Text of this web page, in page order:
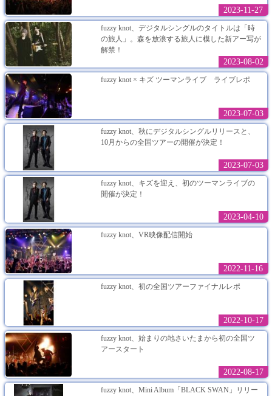
2023-11-27
fuzzy knot、デジタルシングルのタイトルは「時
の旅人」。森を放浪する旅人に模した新アー写が
解禁！
2023-08-02
fuzzy knot × キズ ツーマンライブ ライブレポ
2023-07-03
fuzzy knot、秋にデジタルシングルリリースと、
10月からの全国ツアーの開催が決定！
2023-07-03
fuzzy knot、キズを迎え、初のツーマンライブの
開催が決定！
2023-04-10
fuzzy knot、VR映像配信開始
2022-11-16
fuzzy knot、初の全国ツアーファイナルレポ
2022-10-17
fuzzy knot、始まりの地さいたまから初の全国ツ
アースタート
2022-08-17
fuzzy knot、Mini Album「BLACK SWAN」リリー